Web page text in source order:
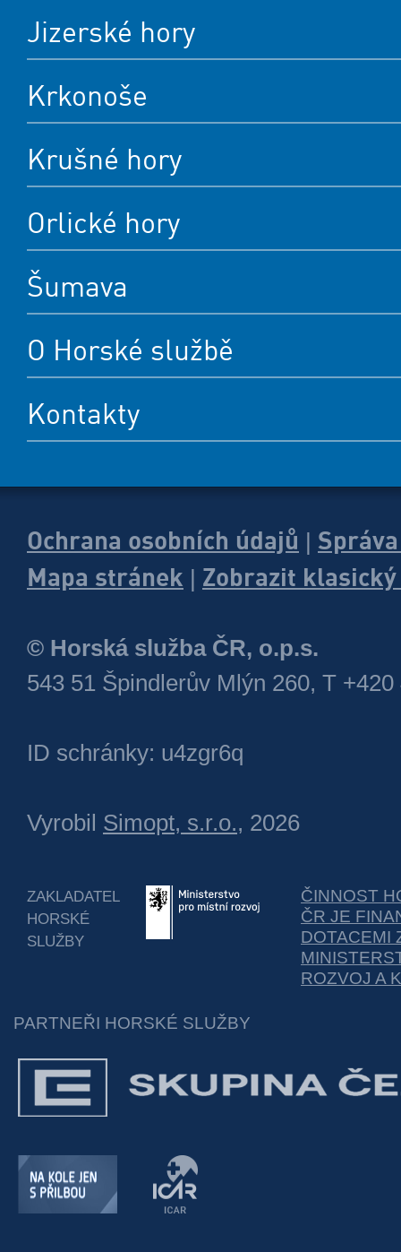
Jizerské hory
Krkonoše
Krušné hory
Orlické hory
Šumava
O Horské službě
Kontakty
Ochrana osobních údajů
Mapa stránek
Zobrazit
© Horská služba ČR, o.p.s.
543 51 Špindlerův Mlýn 260, T +420
ID schránky: u4zgr6q
Vyrobil Simopt, s.r.o., 2026
ZAKLADATEL
HORSKÉ
SLUŽBY
ČINNOST
ČR JE
DOTACEMI
ROZVOJ A
PARTNEŘI HORSKÉ SLUŽBY